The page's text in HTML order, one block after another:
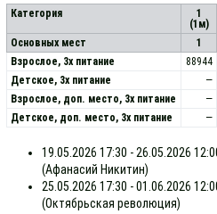
Категория
1
(1м)
Основных мест 1
Взрослое, 3х питание
88944
Детское, 3х питание
—
Взрослое, доп. место, 3x питание
—
Детское, доп. место, 3x питание
—
19.05.2026 17:30 - 26.05.2026
(Афанасий Никитин)
25.05.2026 17:30 - 01.06.2026
(Октябрьская революция)